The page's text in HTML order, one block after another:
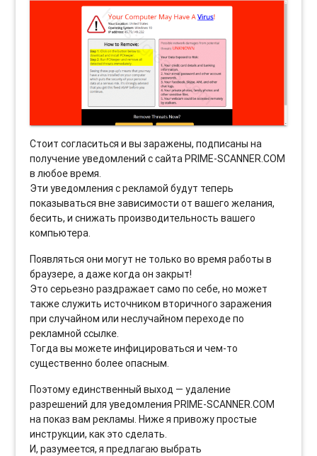
Стоит согласиться и вы заражены, подписаны на
получение уведомлений с сайта PRIME-SCANNER.COM
в любое время.
Эти уведомления с рекламой будут теперь
показываться вне зависимости от вашего желания,
бесить, и снижать производительность вашего
компьютера.
Появляться они могут не только во время работы в
браузере, а даже когда он закрыт!
Это серьезно раздражает само по себе, но может
также служить источником вторичного заражения
при случайном или неслучайном переходе по
рекламной ссылке.
Тогда вы можете инфицироваться и чем-то
существенно более опасным.
Поэтому единственный выход — удаление
разрешений для уведомления PRIME-SCANNER.COM
на показ вам рекламы. Ниже я привожу простые
инструкции, как это сделать.
И, разумеется, я предлагаю выбрать